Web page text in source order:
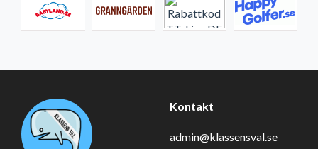
Kontakt
admin@klassensval.se